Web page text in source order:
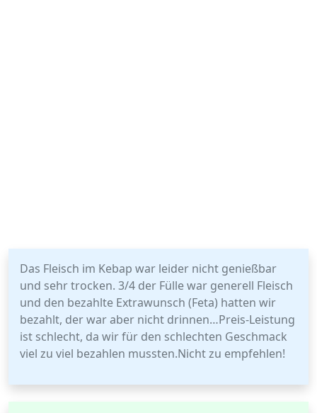
Das Fleisch im Kebap war leider nicht genießbar
und sehr trocken. 3/4 der Fülle war generell Fleisch
und den bezahlte Extrawunsch (Feta) hatten wir
bezahlt, der war aber nicht drinnen…Preis-Leistung
ist schlecht, da wir für den schlechten Geschmack
viel zu viel bezahlen mussten.Nicht zu empfehlen!